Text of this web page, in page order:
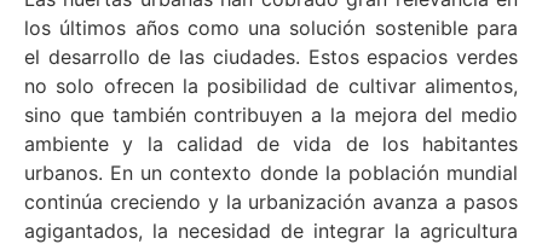
los últimos años como una solución sostenible para
el desarrollo de las ciudades. Estos espacios verdes
no solo ofrecen la posibilidad de cultivar alimentos,
sino que también contribuyen a la mejora del medio
ambiente y la calidad de vida de los habitantes
urbanos. En un contexto donde la población mundial
continúa creciendo y la urbanización avanza a pasos
agigantados, la necesidad de integrar la agricultura